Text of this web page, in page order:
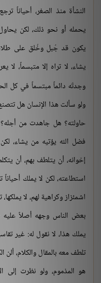
النشأة منذ الصغر، أحياناً
يحمله أو نحو ذلك، لكن
يكون قد جُبل وخُلق على
يشاء، لا تراه إلا متبسماً، لا
وجدتَه دائماً مبتسماً في كل
ولو سألت هذا الإنسان هل
حاولته؟ هل جاهدت من أجله؟
فضل الله يؤتيه من يشاء،
إخوانه، أن يتلطف بهم، أن
استطاعته، لكن لا يملك
اشمئزاز وكراهية لهم، لا
بعض الناس وجهه أصلاً
يملك هذا، لا نقول له: غير
تلطف معه بالمقال والكلام، ألن
هو المذموم، ولو نظرت إلى